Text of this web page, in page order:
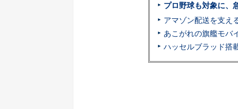
プロ野球も対象に、